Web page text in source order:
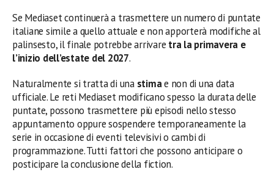
Se Mediaset continuerà a trasmettere un numero di puntate
italiane simile a quello attuale e non apporterà modifiche al
palinsesto, il finale potrebbe arrivare tra la primavera e
l’inizio dell’estate del 2027.
Naturalmente si tratta di una stimae non di una data
ufficiale. Le reti Mediaset modificano spesso la durata delle
puntate, possono trasmettere più episodi nello stesso
appuntamento oppure sospendere temporaneamente la
serie in occasione di eventi televisivi o cambi di
programmazione. Tutti fattori che possono anticipare o
posticipare la conclusione della fiction.